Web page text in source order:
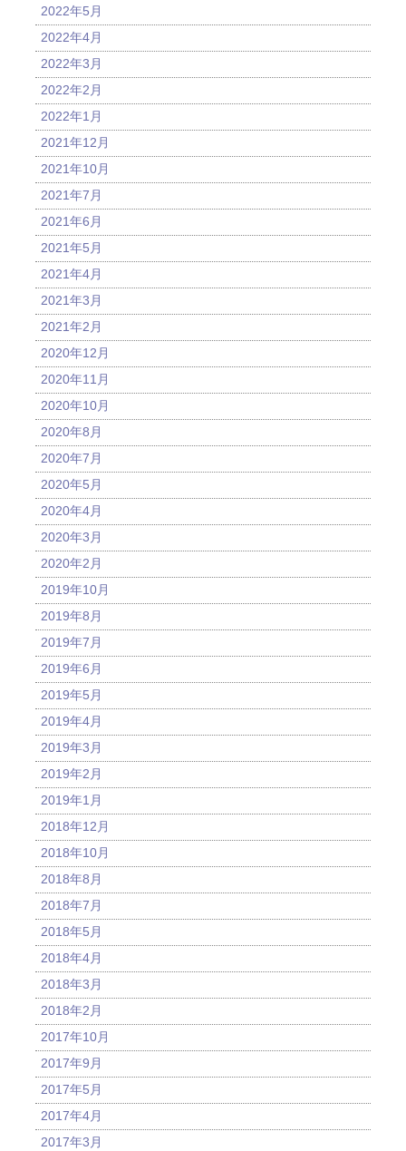
2022年5月
2022年4月
2022年3月
2022年2月
2022年1月
2021年12月
2021年10月
2021年7月
2021年6月
2021年5月
2021年4月
2021年3月
2021年2月
2020年12月
2020年11月
2020年10月
2020年8月
2020年7月
2020年5月
2020年4月
2020年3月
2020年2月
2019年10月
2019年8月
2019年7月
2019年6月
2019年5月
2019年4月
2019年3月
2019年2月
2019年1月
2018年12月
2018年10月
2018年8月
2018年7月
2018年5月
2018年4月
2018年3月
2018年2月
2017年10月
2017年9月
2017年5月
2017年4月
2017年3月